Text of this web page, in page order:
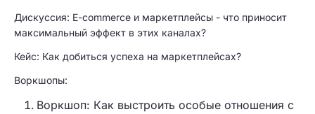
Дискуссия: E-commerce и маркетплейсы - что приносит
максимальный эффект в этих каналах?
Кейс: Как добиться успеха на маркетплейсах?
Воркшопы:
Воркшоп: Как выстроить особые отношения с